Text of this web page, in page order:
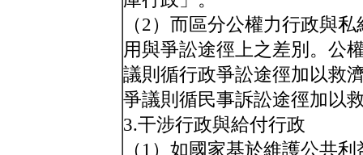
（2）而區分公權力行政與
用與爭訟途徑上之差別。公
議則循行政爭訟途徑加以救
爭議則循民事訴訟途徑加以
3.干涉行政與給付行政
（1）如國家基於維護公共